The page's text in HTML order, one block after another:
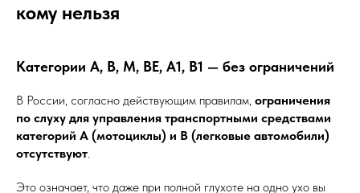
кому нельзя
Категории А, В, М, ВЕ, А1, В1 — без ограничений
В России, согласно действующим правилам, ограничения
по слуху для управления транспортными средствами
категорий А (мотоциклы) и В (легковые автомобили)
отсутствуют.
Это означает, что даже при полной глухоте на одно ухо вы